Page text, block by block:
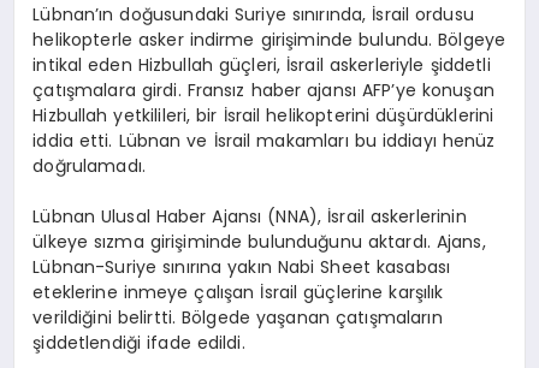
Lübnan’ın doğusundaki Suriye sınırında, İsrail ordusu
helikopterle asker indirme girişiminde bulundu. Bölgeye
intikal eden Hizbullah güçleri, İsrail askerleriyle şiddetli
çatışmalara girdi. Fransız haber ajansı AFP’ye konuşan
Hizbullah yetkilileri, bir İsrail helikopterini düşürdüklerini
iddia etti. Lübnan ve İsrail makamları bu iddiayı henüz
doğrulamadı.
Lübnan Ulusal Haber Ajansı (NNA), İsrail askerlerinin
ülkeye sızma girişiminde bulunduğunu aktardı. Ajans,
Lübnan-Suriye sınırına yakın Nabi Sheet kasabası
eteklerine inmeye çalışan İsrail güçlerine karşılık
verildiğini belirtti. Bölgede yaşanan çatışmaların
şiddetlendiği ifade edildi.